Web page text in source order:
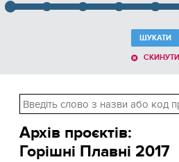
ШУКАТИ
СКИНУТИ
Архів проєктів:
Горішні Плавні 2017